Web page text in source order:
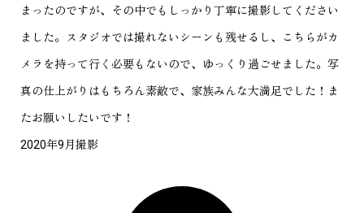
まったのですが、その中でもしっかり丁寧に撮影してください
ました。スタジオでは撮れないシーンも残せるし、こちらがカ
メラを持って行く必要もないので、ゆっくり過ごせました。写
真の仕上がりはもちろん素敵で、家族みんな大満足でした！ま
たお願いしたいです！
2020年9月撮影